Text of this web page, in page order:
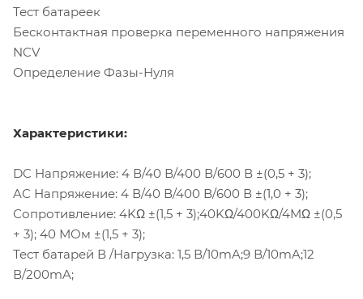
Тест батареек
Бесконтактная проверка переменного напряжения
NCV
Определение Фазы-Нуля
Характеристики:
DC Напряжение: 4 В/40 В/400 В/600 В ±(0,5 + 3);
AC Напряжение: 4 В/40 В/400 В/600 В ±(1,0 + 3);
Сопротивление: 4KΩ ±(1,5 + 3);40KΩ/400KΩ/4MΩ ±(0,5
+ 3); 40 МОм ±(1,5 + 3);
Тест батарей В /Нагрузка: 1,5 В/10mA;9 В/10mA;12
В/200mA;